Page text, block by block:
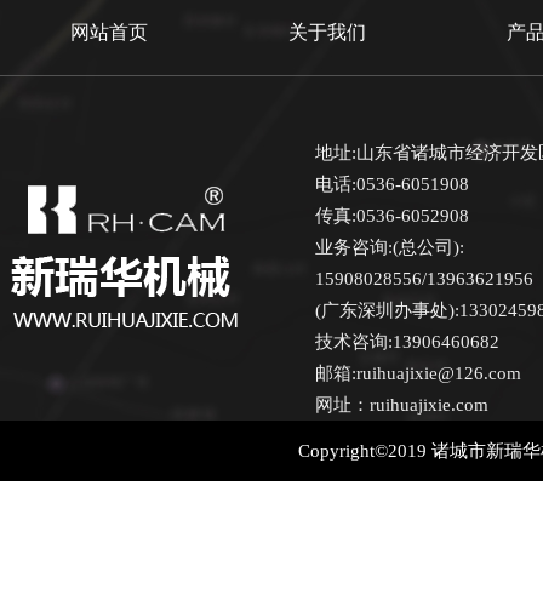
网站首页 关于我们 产
地址:山东省诸城市经济开
电话:0536-6051908
传真:0536-6052908
业务咨询:(总公司):
15908028556/13963621956
(广东深圳办事处
技术咨询:13906460682
邮箱:ruihuajixie@126.com
网址：ruihuajixie.com
Copyright©2019 诸城市新瑞